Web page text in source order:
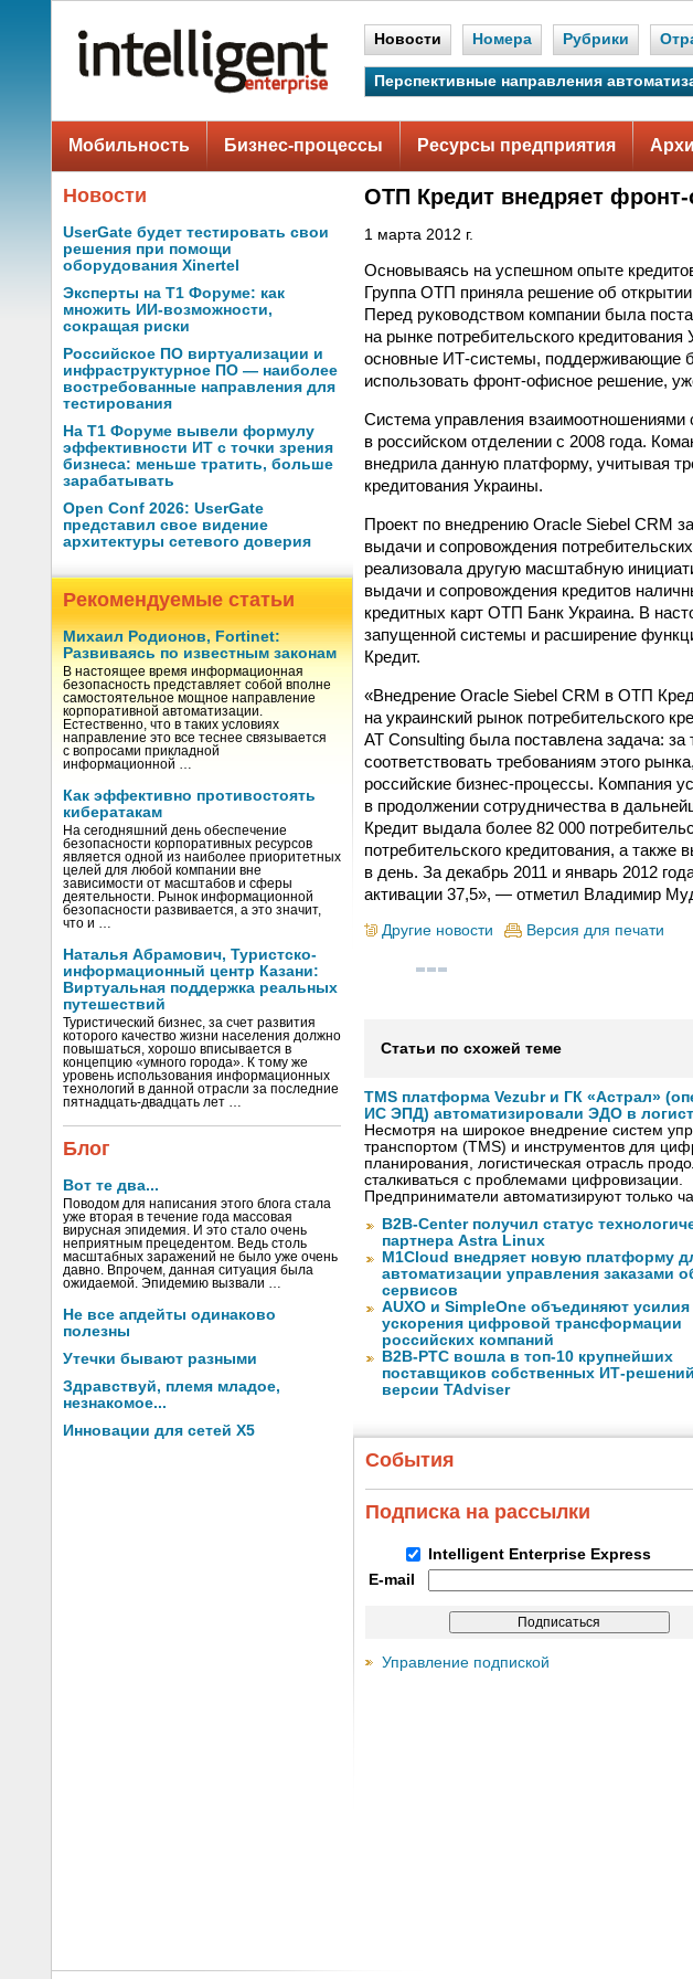
Новости Номера Рубрики
Перспективные направления
Мобильность Бизнес-процессы Ресурсы предприятия
Новости
UserGate будет тестировать свои
решения при помощи
оборудования Xinertel
Эксперты на Т1 Форуме: как
множить ИИ-возможности,
сокращая риски
Российское ПО виртуализации и
инфраструктурное ПО — наиболее
востребованные направления для
тестирования
На Т1 Форуме вывели формулу
эффективности ИТ с точки зрения
бизнеса: меньше тратить, больше
зарабатывать
Open Conf 2026: UserGate
представил свое видение
архитектуры сетевого доверия
Рекомендуемые статьи
Михаил Родионов, Fortinet:
Развиваясь по известным законам
В настоящее время информационная
безопасность представляет собой вполне
самостоятельное мощное направление
корпоративной автоматизации.
Естественно, что в таких условиях
направление это все теснее связывается
с вопросами прикладной
информационной …
Как эффективно противостоять
кибератакам
На сегодняшний день обеспечение
безопасности корпоративных ресурсов
является одной из наиболее приоритетных
целей для любой компании вне
зависимости от масштабов и сферы
деятельности. Рынок информационной
безопасности развивается, а это значит,
что и …
Наталья Абрамович, Туристско-
информационный центр Казани:
Виртуальная поддержка реальных
путешествий
Туристический бизнес, за счет развития
которого качество жизни населения должно
повышаться, хорошо вписывается в
концепцию «умного города». К тому же
уровень использования информационных
технологий в данной отрасли за последние
пятнадцать-двадцать лет …
Блог
Вот те два...
Поводом для написания этого блога стала
уже вторая в течение года массовая
вирусная эпидемия. И это стало очень
неприятным прецедентом. Ведь столь
масштабных заражений не было уже очень
давно. Впрочем, данная ситуация была
ожидаемой. Эпидемию вызвали …
Не все апдейты одинаково
полезны
Утечки бывают разными
Здравствуй, племя младое,
незнакомое...
Инновации для сетей X5
ОТП Кредит внедряет
1 марта 2012 г.
Основываясь на успешном опыте
Группа ОТП приняла решение об
Перед руководством компании была
на рынке потребительского
основные ИТ-системы, поддерживающие
использовать фронт-офисное решение,
Система управления взаимоотношениями
в российском отделении с 2008 года.
внедрила данную платформу, учитывая
кредитования Украины.
Проект по внедрению Oracle Siebel CRM
выдачи и сопровождения
реализовала другую масштабную
выдачи и сопровождения кредитов
кредитных карт ОТП Банк Украина. В
запущенной системы и расширение
Кредит.
«Внедрение Oracle Siebel CRM в ОТП
на украинский рынок потребительского
AT Consulting была поставлена задача:
соответствовать требованиям этого
российские бизнес-процессы. Компания
в продолжении сотрудничества в
Кредит выдала более 82 000
потребительского кредитования, а
в день. За декабрь 2011 и январь 2012
активации 37,5», — отметил Владимир
Другие новости Версия для печати
Статьи по схожей теме
TMS платформа Vezubr и ГК «Астрал»
ИС ЭПД) автоматизировали ЭДО в
Несмотря на широкое внедрение систем
транспортом (TMS) и инструментов для
планирования, логистическая отрасль
сталкиваться с проблемами цифровизации.
Предприниматели автоматизируют только
B2B-Center получил статус
партнера Astra Linux
M1Cloud внедряет новую платформу
автоматизации управления заказами
сервисов
AUXO и SimpleOne объединяют
ускорения цифровой трансформации
российских компаний
B2B-РТС вошла в топ-10 крупнейших
поставщиков собственных ИТ-
версии TAdviser
События
Подписка на рассылки
Intelligent Enterprise Express
E-mail
Управление подпиской